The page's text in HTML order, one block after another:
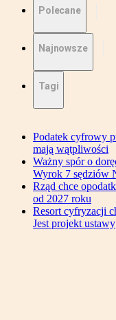
Polecane
Najnowsze
Tagi
Podatek cyfrowy
mają wątpliwości
Ważny spór o
Wyrok 7 sędziów
Rząd chce
od 2027 roku
Resort cyfryzacji
Jest projekt ustawy